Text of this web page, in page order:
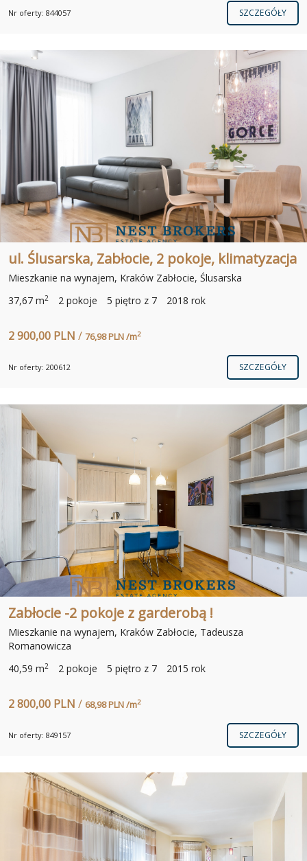
Nr oferty: 844057 SZCZEGÓŁY
ul. Ślusarska, Zabłocie, 2 pokoje, klimatyzacja
Mieszkanie na wynajem, Kraków Zabłocie, Ślusarska
37,67 m2 2 pokoje 5 piętro z 7 2018 rok
2 900,00 PLN / 76,98 PLN /m2
Nr oferty: 200612 SZCZEGÓŁY
Zabłocie -2 pokoje z garderobą !
Mieszkanie na wynajem, Kraków Zabłocie, Tadeusza
Romanowicza
40,59 m2 2 pokoje 5 piętro z 7 2015 rok
2 800,00 PLN / 68,98 PLN /m2
Nr oferty: 849157 SZCZEGÓŁY